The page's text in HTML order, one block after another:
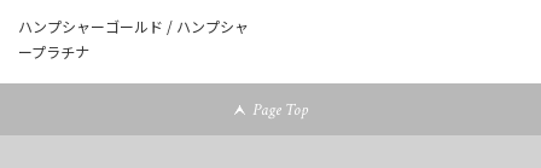
ハンプシャーゴールド / ハンプシャ
ープラチナ
Page Top